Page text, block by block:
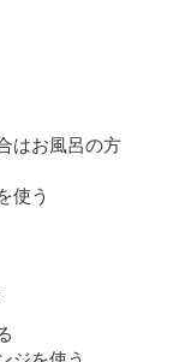
はお風呂の方
使う